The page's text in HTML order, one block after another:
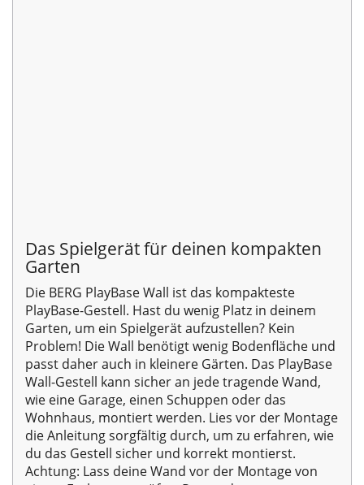
Das Spielgerät für deinen kompakten
Garten
Die BERG PlayBase Wall ist das kompakteste
PlayBase-Gestell. Hast du wenig Platz in deinem
Garten, um ein Spielgerät aufzustellen? Kein
Problem! Die Wall benötigt wenig Bodenfläche und
passt daher auch in kleinere Gärten. Das PlayBase
Wall-Gestell kann sicher an jede tragende Wand,
wie eine Garage, einen Schuppen oder das
Wohnhaus, montiert werden. Lies vor der Montage
die Anleitung sorgfältig durch, um zu erfahren, wie
du das Gestell sicher und korrekt montierst.
Achtung: Lass deine Wand vor der Montage von